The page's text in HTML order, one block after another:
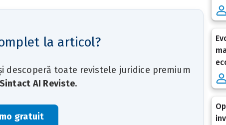
la articol?
descoperă toate revistele juridice premium
AI Reviste.
gratuit